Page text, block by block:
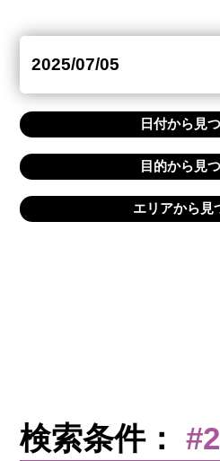
日付から見
目的から見
エリアから見
検索条件：